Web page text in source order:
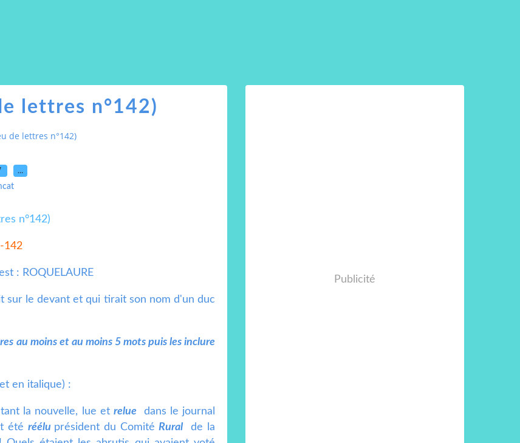
lettres n°142)
de lettres n°142)
…
142
: ROQUELAURE
sur le devant et qui tirait son nom d'un duc
au moins et au moins 5 mots puis les inclure
en italique) :
la nouvelle, lue etrelue
dans le journal
été réélu président du ComitéRural de la
Publicité